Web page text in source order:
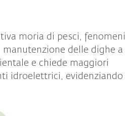
moria di pesci, fenomeni
delle dighe a
e chiede maggiori
idroelettrici, evidenziando